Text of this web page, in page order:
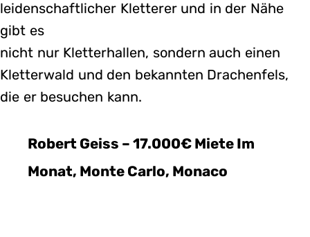
leidenschaftlicher Kletterer und in der Nähe
gibt es
nicht nur Kletterhallen, sondern auch einen
Kletterwald und den bekannten Drachenfels,
die er besuchen kann.
Robert Geiss – 17.000€ Miete Im
Monat, Monte Carlo, Monaco